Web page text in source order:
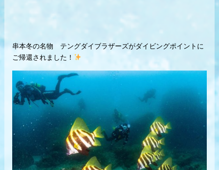
串本冬の名物 テングダイブラザーズがダイビングポイントに
ご帰還されました！